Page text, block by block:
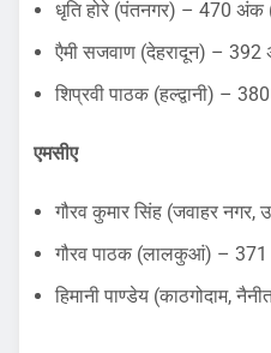
धृति होरे (पंतनगर) – 470 अंक
एैमी सजवाण (देहरादून) – 392
शिप्रवी पाठक (हल्द्वानी) –
एमसीए
गौरव कुमार सिंह (जवाहर
गौरव पाठक (लालकुआं) – 371
हिमानी पाण्डेय (काठगोदाम,